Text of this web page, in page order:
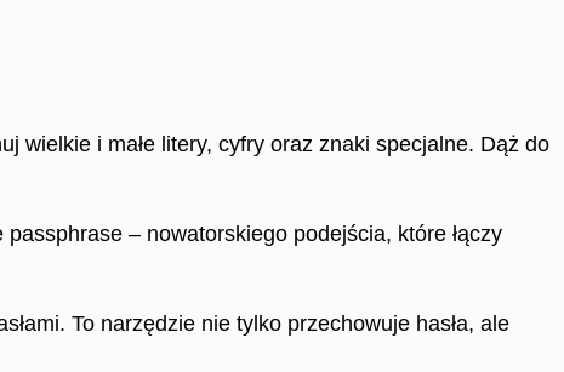
wielkie i małe litery, cyfry oraz znaki specjalne. Dąż do
– nowatorskiego podejścia, które łączy
To narzędzie nie tylko przechowuje hasła, ale